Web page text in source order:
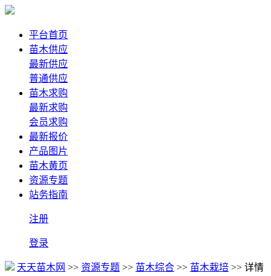
平台首页
苗木供应
最新供应
普通供应
苗木求购
最新求购
会员求购
最新报价
产品图片
苗木黄页
资源专题
站务指南
注册
登录
天天苗木网 >> 资源专题 >> 苗木综合 >> 苗木栽培 >> 详情